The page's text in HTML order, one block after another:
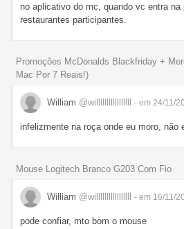
no aplicativo do mc, quando vc entra na
restaurantes participantes.
Promoções McDonalds Blackfriday +
Mac Por 7 Reais!)
William @willlllllllllllllll - em 24/11/
infelizmente na roça onde eu moro, não
Mouse Logitech Branco G203 Com Fio
William @willlllllllllllllll - em 16/11/
pode confiar, mto bom o mouse